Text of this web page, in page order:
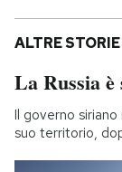
ALTRE STORIE
La Russia
Il governo
suo territorio,